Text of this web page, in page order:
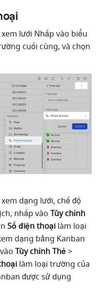
lưới Nhấp vào biểu
cuối cùng, và chọn
dạng lưới, chế độ
nhấp vào Tùy chỉnh
Số điện thoại làm loại
dạng bảng Kanban
Tùy chỉnhThẻ >
làm loại trường của
được sử dụng